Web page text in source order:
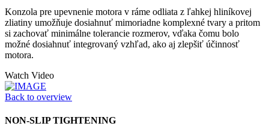
Konzola pre upevnenie motora v ráme odliata z ľahkej hliníkovej
zliatiny umožňuje dosiahnuť mimoriadne komplexné tvary a pritom
si zachovať minimálne tolerancie rozmerov, vďaka čomu bolo
možné dosiahnuť integrovaný vzhľad, ako aj zlepšiť účinnosť
motora.
Watch Video
Back to overview
NON-SLIP TIGHTENING